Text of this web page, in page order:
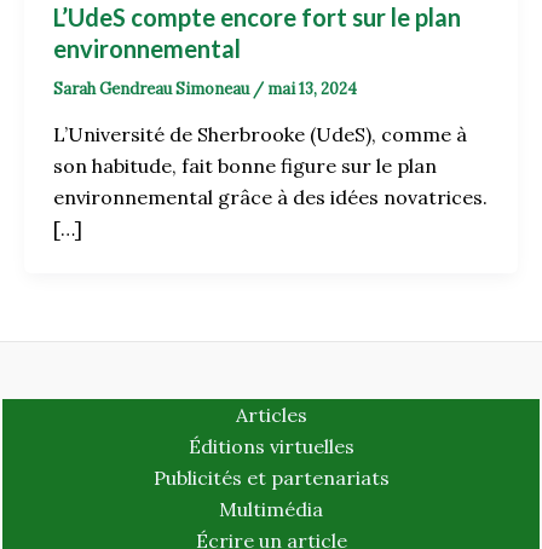
L’UdeS compte encore fort sur le plan
environnemental
Sarah Gendreau Simoneau / mai 13, 2024
L’Université de Sherbrooke (UdeS), comme à
son habitude, fait bonne figure sur le plan
environnemental grâce à des idées novatrices.
[…]
Articles
Éditions virtuelles
Publicités et partenariats
Multimédia
Écrire un article